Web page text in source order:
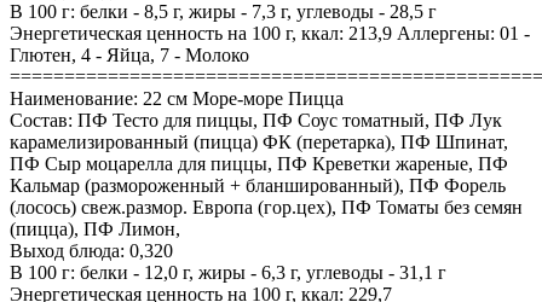
В 100 г: белки - 8,5 г, жиры - 7,3 г, углеводы - 28,5 г
Энергетическая ценность на 100 г, ккал: 213,9 Аллергены: 01 -
Глютен, 4 - Яйца, 7 - Молоко
Наименование: 22 см Море-море Пицца
Состав: ПФ Тесто для пиццы, ПФ Соус томатный, ПФ Лук
карамелизированный (пицца) ФК (перетарка), ПФ Шпинат,
ПФ Сыр моцарелла для пиццы, ПФ Креветки жареные, ПФ
Кальмар (размороженный + бланшированный), ПФ Форель
(лосось) свеж.размор. Европа (гор.цех), ПФ Томаты без семян
(пицца), ПФ Лимон,
Выход блюда: 0,320
В 100 г: белки - 12,0 г, жиры - 6,3 г, углеводы - 31,1 г
Энергетическая ценность на 100 г, ккал: 229,7